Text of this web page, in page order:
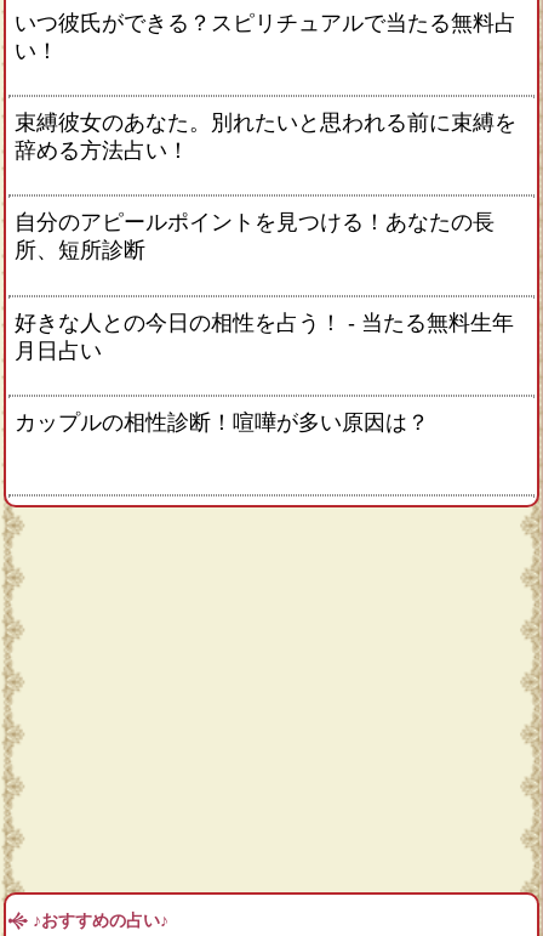
いつ彼氏ができる？スピリチュアルで当たる無料占
い！
束縛彼女のあなた。別れたいと思われる前に束縛を
辞める方法占い！
自分のアピールポイントを見つける！あなたの長
所、短所診断
好きな人との今日の相性を占う！ ‐ 当たる無料生年
月日占い
カップルの相性診断！喧嘩が多い原因は？
♪おすすめの占い♪